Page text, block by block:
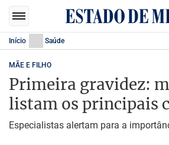
Início Saúde
MÃE E FILHO
Primeira gravidez:
listam os principais
Especialistas alertam para a